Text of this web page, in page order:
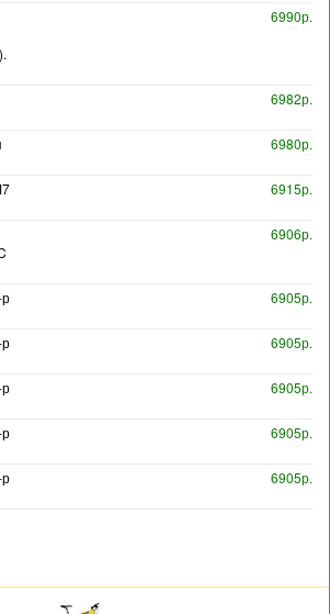
6990р.
6982р.
6980р.
6915р.
6906р.
6905р.
6905р.
6905р.
6905р.
6905р.